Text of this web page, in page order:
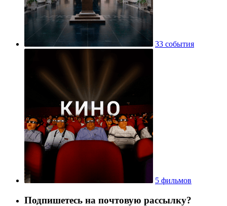
33 события
5 фильмов
Подпишетесь на почтовую рассылку?